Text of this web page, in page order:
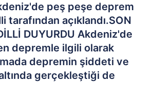
peş peşe deprem
tarafından açıklandı.SON
DUYURDU Akdeniz'de
depremle ilgili olarak
depremin şiddeti ve
gerçekleştiği de